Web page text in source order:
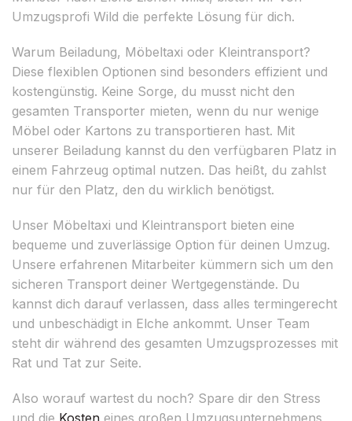
Umzugsprofi Wild die perfekte Lösung für dich.
Warum Beiladung, Möbeltaxi oder Kleintransport?
Diese flexiblen Optionen sind besonders effizient und
kostengünstig. Keine Sorge, du musst nicht den
gesamten Transporter mieten, wenn du nur wenige
Möbel oder Kartons zu transportieren hast. Mit
unserer Beiladung kannst du den verfügbaren Platz in
einem Fahrzeug optimal nutzen. Das heißt, du zahlst
nur für den Platz, den du wirklich benötigst.
Unser Möbeltaxi und Kleintransport bieten eine
bequeme und zuverlässige Option für deinen Umzug.
Unsere erfahrenen Mitarbeiter kümmern sich um den
sicheren Transport deiner Wertgegenstände. Du
kannst dich darauf verlassen, dass alles termingerecht
und unbeschädigt in Elche ankommt. Unser Team
steht dir während des gesamten Umzugsprozesses mit
Rat und Tat zur Seite.
Also worauf wartest du noch? Spare dir den Stress
und die Kosten eines großen Umzugsunternehmens